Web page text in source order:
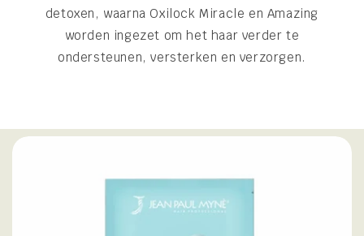
detoxen, waarna Oxilock Miracle en Amazing
worden ingezet om het haar verder te
ondersteunen, versterken en verzorgen.